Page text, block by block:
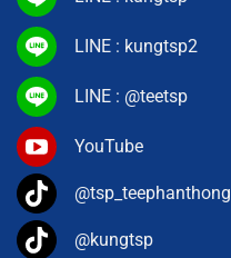
LINE : kungtsp2
LINE : @teetsp
YouTube
@tsp_teephanthong
@kungtsp